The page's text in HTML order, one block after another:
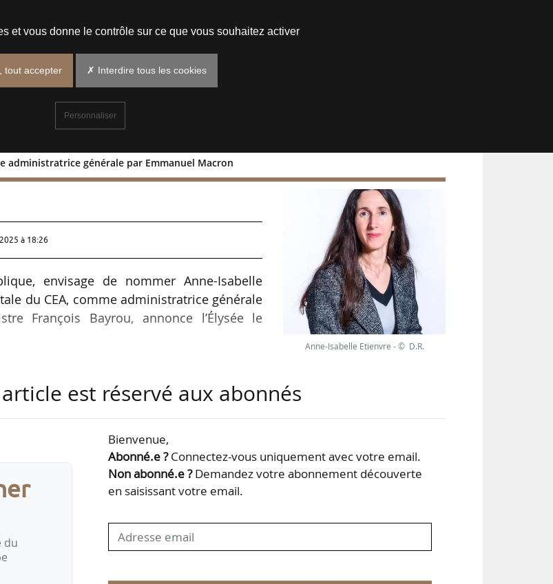
administratrice générale par Emmanuel Macron
comme administratrice
à 18:26
envisage de nommer Anne-Isabelle
du CEA, comme administratrice générale
François Bayrou, annonce l’Élysée le
afin que la commission intéressée de
Anne-Isabelle Etienvre succèdera à
du Cnes le 23/05/2025. Depuis
Anne-Isabelle Etienvre - © D.R.
article est réservé aux abonnés
du
Bienvenue,
Abonné.e ?Connectez-vous uniquement avec votre email.
Non abonné.e ?Demandez votre abonnement découverte
en saisissant votre email.
et vous donne le contrôle sur ce que vous souhaitez activer
tout accepter ✗ Interdire tous les cookies
Personnaliser